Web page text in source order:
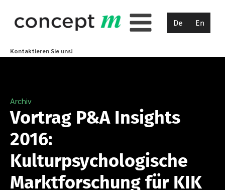
De En
Kontaktieren Sie uns!
Archiv
Vortrag P&A Insights
2016:
Kulturpsychologische
Marktforschung für KIK